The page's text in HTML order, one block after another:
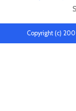
Copyright (c)